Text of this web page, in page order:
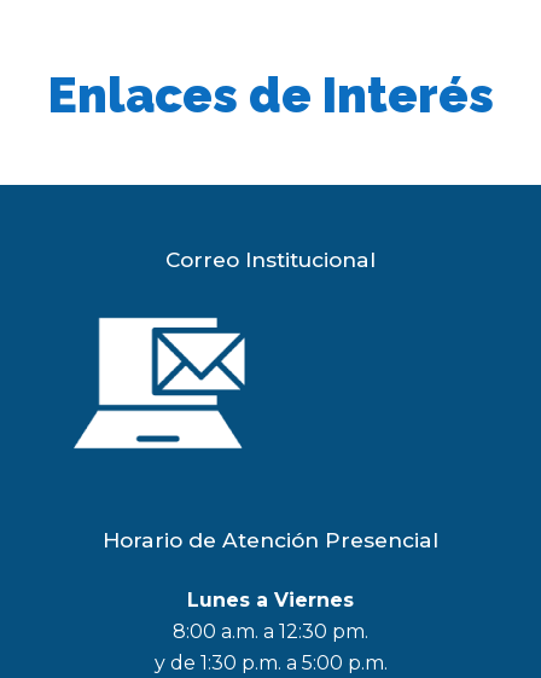
Enlaces de Interés
Correo Institucional
Horario de Atención Presencial
Lunes a Viernes
8:00 a.m. a 12:30 pm.
y de 1:30 p.m. a 5:00 p.m.